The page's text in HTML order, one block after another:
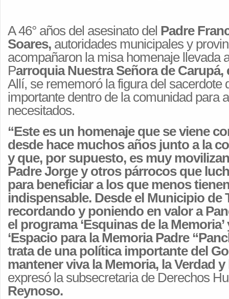
A 46° años del asesinato del Padre
Soares, autoridades municipales y
acompañaron la misa homenaje llevada
Parroquia Nuestra Señora de Carupá,
Allí, se rememoró la figura del sacerdote
importante dentro de la comunidad para
necesitados.
“Este es un homenaje que se viene
desde hace muchos años junto a la
y que, por supuesto, es muy
Padre Jorge y otros párrocos que
para beneficiar a los que menos
indispensable. Desde el Municipio de
recordando y poniendo en valor a
el programa ‘Esquinas de la
‘Espacio para la Memoria Padre
trata de una política importante del
mantener viva la Memoria, la Verdad
expresó la subsecretaria de Derechos
Reynoso.